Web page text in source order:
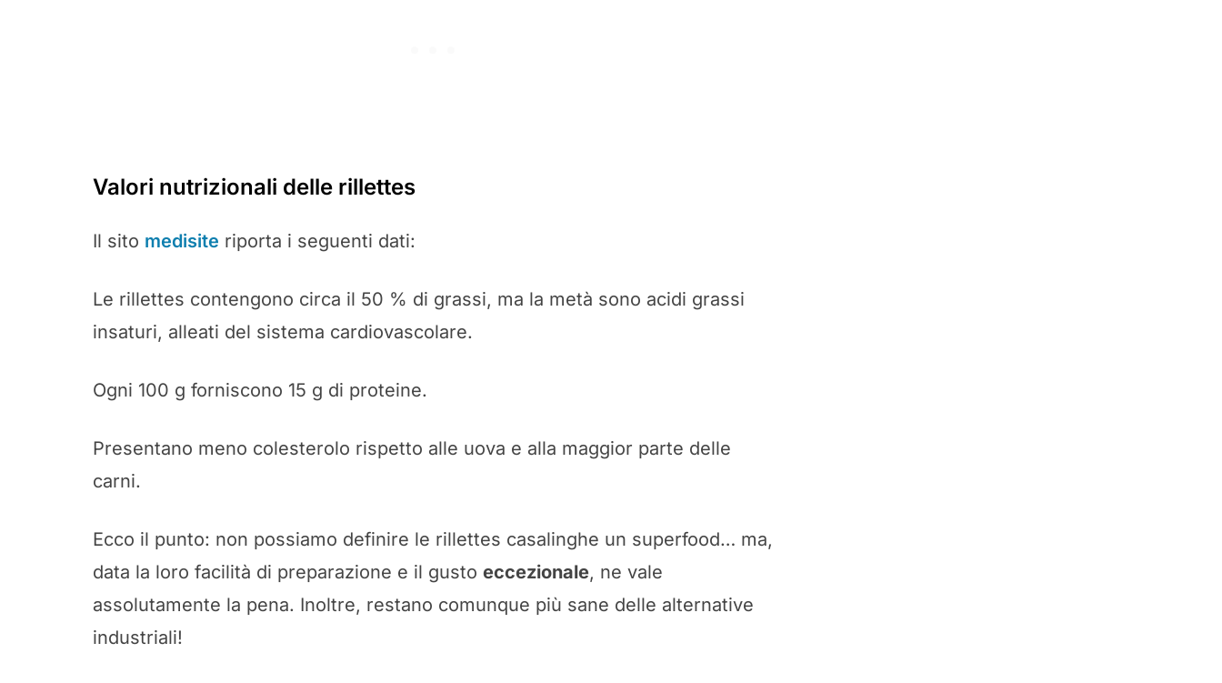
Valori nutrizionali delle rillettes
Il sito medisite riporta i seguenti dati:
Le rillettes contengono circa il 50 % di grassi, ma la metà sono acidi grassi
insaturi, alleati del sistema cardiovascolare.
Ogni 100 g forniscono 15 g di proteine.
Presentano meno colesterolo rispetto alle uova e alla maggior parte delle
carni.
Ecco il punto: non possiamo definire le rillettes casalinghe un superfood… ma,
data la loro facilità di preparazione e il gusto eccezionale, ne vale
assolutamente la pena. Inoltre, restano comunque più sane delle alternative
industriali!